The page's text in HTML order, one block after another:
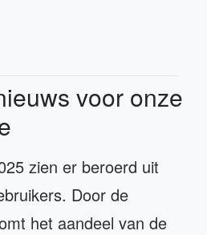
voor onze
zien er beroerd uit
Door de
het aandeel van de